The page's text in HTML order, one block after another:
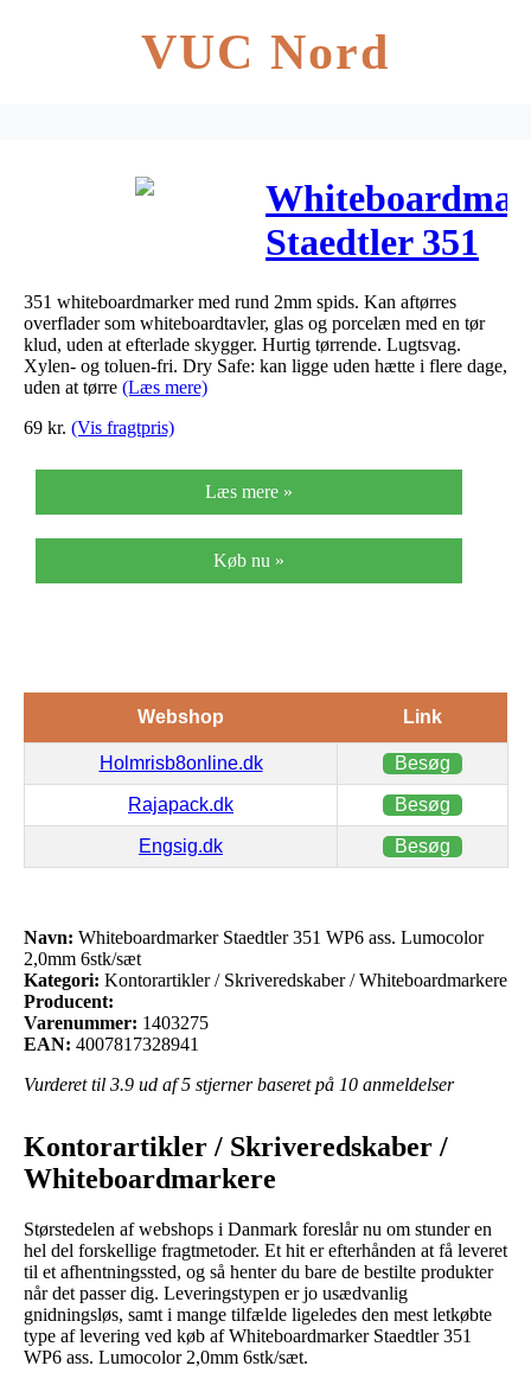
VUC Nord
Staedtler 351
WP6 ass.
Lumocolor
2,0mm
351 whiteboardmarker med rund 2mm spids. Kan aftørres
overflader som whiteboardtavler, glas og porcelæn med en tør
klud, uden at efterlade skygger. Hurtig tørrende. Lugtsvag.
Xylen- og toluen-fri. Dry Safe: kan ligge uden hætte i flere dage,
uden at tørre (Læs mere)
69 kr. (Vis fragtpris)
Læs mere »
Køb nu »
Webshop Link
Holmrisb8online.dk Besøg
Rajapack.dk Besøg
Engsig.dk Besøg
Navn: Whiteboardmarker Staedtler 351 WP6 ass. Lumocolor
2,0mm 6stk/sæt
Kategori: Kontorartikler / Skriveredskaber / Whiteboardmarkere
Producent:
Varenummer: 1403275
EAN: 4007817328941
Vurderet til 3.9 ud af 5 stjerner baseret på 10 anmeldelser
Kontorartikler / Skriveredskaber /
Whiteboardmarkere
Størstedelen af webshops i Danmark foreslår nu om stunder en
hel del forskellige fragtmetoder. Et hit er efterhånden at få leveret
til et afhentningssted, og så henter du bare de bestilte produkter
når det passer dig. Leveringstypen er jo usædvanlig
gnidningsløs, samt i mange tilfælde ligeledes den mest letkøbte
type af levering ved køb af Whiteboardmarker Staedtler 351
WP6 ass. Lumocolor 2,0mm 6stk/sæt.